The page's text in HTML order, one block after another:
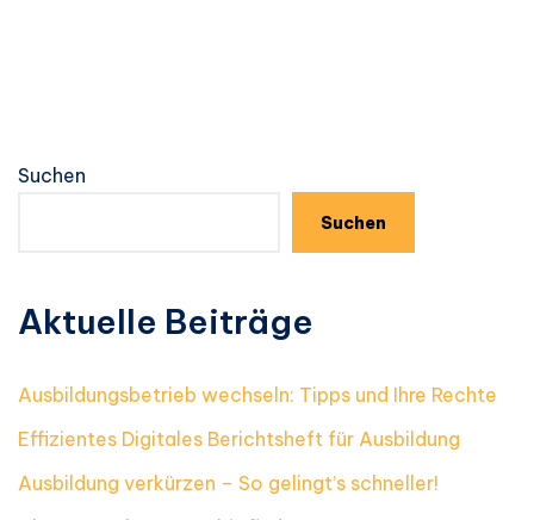
Suchen
Suchen
Aktuelle Beiträge
Ausbildungsbetrieb wechseln: Tipps und Ihre Rechte
Effizientes Digitales Berichtsheft für Ausbildung
Ausbildung verkürzen – So gelingt’s schneller!